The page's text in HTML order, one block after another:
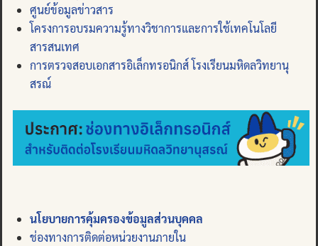
ศูนย์ข้อมูลข่าวสาร
โครงการอบรมความรู้ทางวิชาการและการใช้เทคโนโลยี
สารสนเทศ
การตรวจสอบเอกสารอิเล็กทรอนิกส์ โรงเรียนมหิดลวิทยานุ
สรณ์
นโยบายการคุ้มครองข้อมูลส่วนบุคคล
ช่องทางการติดต่อหน่วยงานภายใน